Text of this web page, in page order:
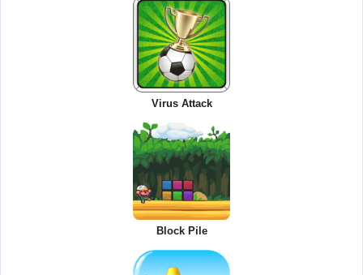
Virus Attack
Block Pile